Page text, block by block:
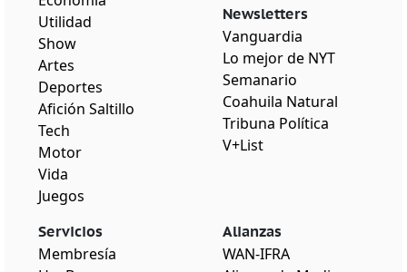
Utilidad
Show
Artes
Deportes
Afición Saltillo
Tech
Motor
Vida
Juegos
Newsletters
Vanguardia
Lo mejor de NYT
Semanario
Coahuila Natural
Tribuna Política
V+List
Servicios
Membresía
Alianzas
WAN-IFRA